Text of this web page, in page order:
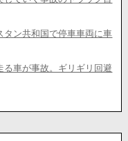
タン共和国で停車車両に車
る車が事故。ギリギリ回避